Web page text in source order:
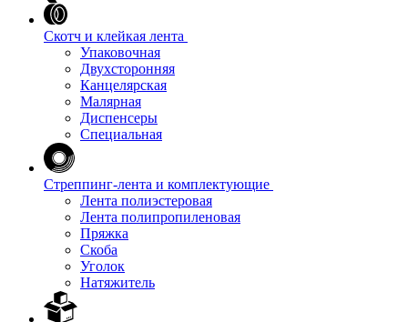
Скотч и клейкая лента
Упаковочная
Двухсторонняя
Канцелярская
Малярная
Диспенсеры
Специальная
Стреппинг-лента и комплектующие
Лента полиэстеровая
Лента полипропиленовая
Пряжка
Скоба
Уголок
Натяжитель